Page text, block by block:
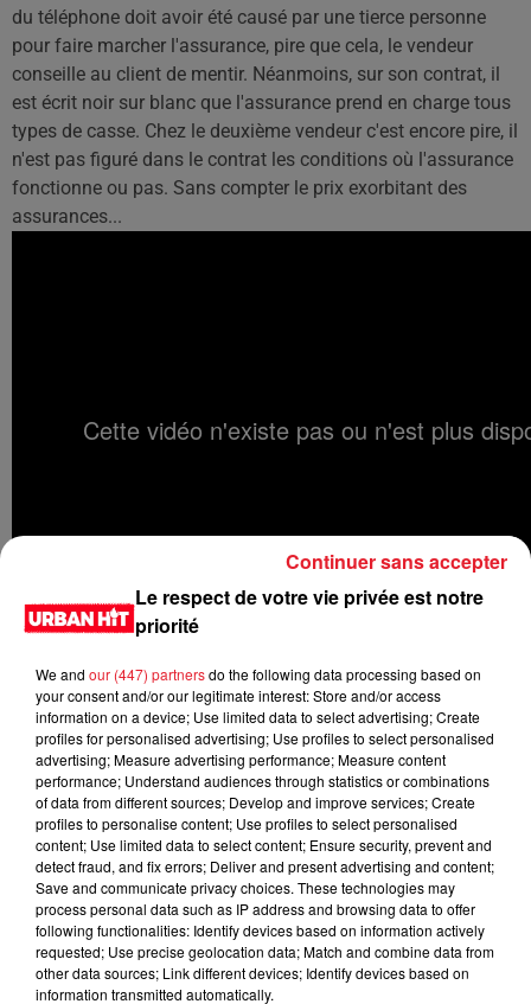
du téléphone doit avoir été causé par une tierce personne
pour faire marcher l'assurance, pire que cela, le vendeur
conseille au client de mentir. Néanmoins, sur son contrat, il
est écrit noir sur blanc que l'assurance prend en charge tous
types de casse. Chez le deuxième vendeur c'est encore pire, il
n'est pas figuré dans le contrat les conditions où l'assurance
fonctionne ou pas. Sans compter le prix exorbitant des
assurances...
Téléphones portables : zoom sur les assurances
Jay-Z se bat contre la grand-mère
d'un homme prétendant être son fils
Cassie met fin à une ex-escorte
masculine dans sa bataille...
Le respect de votre vie privée est notre
priorité
We and our (447) partnersdo the following data processing based on
your consent and/or our legitimate interest: Store and/or access
information on a device; Use limited data to select advertising; Create
profiles for personalised advertising; Use profiles to select personalised
advertising; Measure advertising performance; Measure content
performance; Understand audiences through statistics or combinations
of data from different sources; Develop and improve services; Create
profiles to personalise content; Use profiles to select personalised
content; Use limited data to select content; Ensure security, prevent and
detect fraud, and fix errors; Deliver and present advertising and content;
Save and communicate privacy choices. These technologies may
process personal data such as IP address and browsing data to offer
following functionalities: Identify devices based on information actively
requested; Use precise geolocation data; Match and combine data from
other data sources; Link different devices; Identify devices based on
information transmitted automatically.
Continuer sans accepter